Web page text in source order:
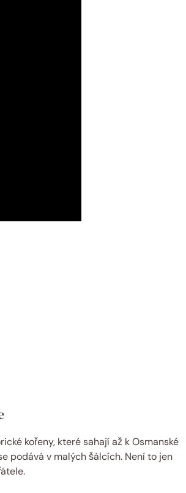
kořeny, které sahají až k Osmanské
podává v malých šálcích. Není to jen